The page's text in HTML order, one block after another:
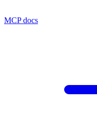
MCP docs